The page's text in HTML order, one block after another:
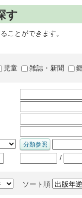
す
ことができます。
児童 雑誌・新聞
/
ソート順